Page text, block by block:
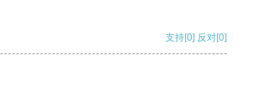
支持[0] 反对[0]